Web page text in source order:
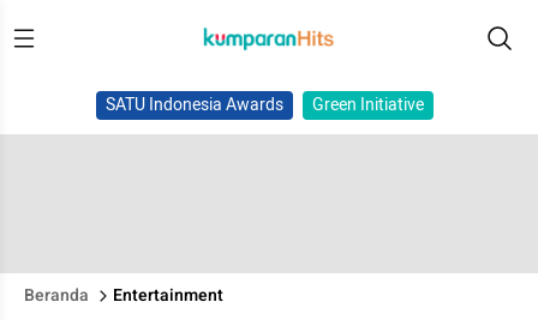
SATU Indonesia Awards Green Initiative
Beranda Entertainment